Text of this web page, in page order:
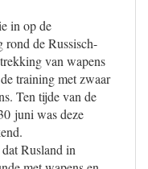
in op de
rond de Russisch-
van wapens
training met zwaar
Ten tijde van de
juni was deze
Rusland in